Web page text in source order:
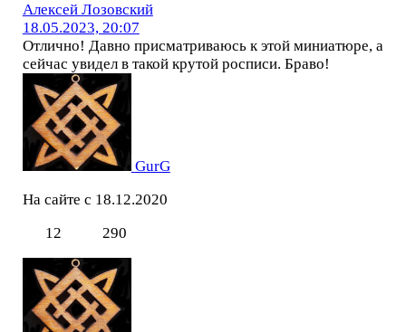
Алексей Лозовский
18.05.2023, 20:07
Отлично! Давно присматриваюсь к этой миниатюре, а
сейчас увидел в такой крутой росписи. Браво!
GurG
На сайте с 18.12.2020
12
290